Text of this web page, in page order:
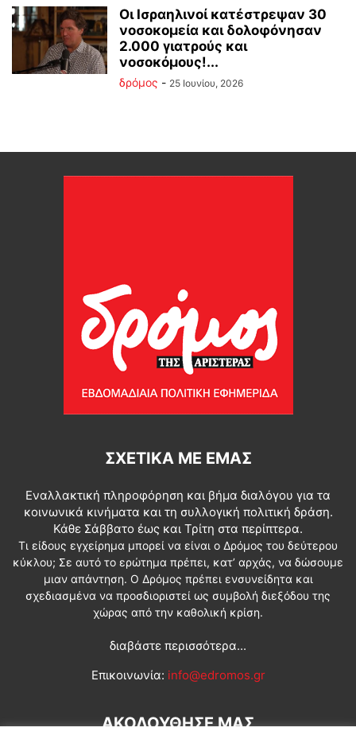
Οι Ισραηλινοί κατέστρεψαν 30
νοσοκομεία και δολοφόνησαν
2.000 γιατρούς και
νοσοκόμους!...
δρόμος - 25 Ιουνίου, 2026
ΣΧΕΤΙΚΆ ΜΕ ΕΜΆΣ
Εναλλακτική πληροφόρηση και βήμα διαλόγου για τα
κοινωνικά κινήματα και τη συλλογική πολιτική δράση.
Κάθε Σάββατο έως και Τρίτη στα περίπτερα.
Τι είδους εγχείρημα μπορεί να είναι ο Δρόμος του δεύτερου
κύκλου; Σε αυτό το ερώτημα πρέπει, κατ’ αρχάς, να δώσουμε
μιαν απάντηση. Ο Δρόμος πρέπει ενσυνείδητα και
σχεδιασμένα να προσδιοριστεί ως συμβολή διεξόδου της
χώρας από την καθολική κρίση.
διαβάστε περισσότερα...
Επικοινωνία: info@edromos.gr
ΑΚΟΛΟΥΘΗΣΕ ΜΑΣ